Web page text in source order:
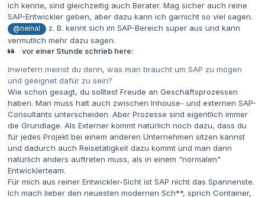
ich kenne, sind gleichzeitig auch Berater. Mag sicher auch reine
SAP-Entwickler geben, aber dazu kann ich garnicht so viel sagen.
@neinal
z. B. kennt sich im SAP-Bereich super aus und kann
vermutlich mehr dazu sagen.
vor einer Stunde schrieb here:
Inwiefern meinst du denn, was man braucht um SAP zu mögen
und geeignet dafür zu sein?
Wie schon gesagt, du solltest Freude an Geschäftsprozessen
haben. Man muss halt auch zwischen Inhouse- und externen SAP-
Consultants unterscheiden. Aber Prozesse sind eigentlich immer
die Grundlage. Als Externer kommt natürlich noch dazu, dass du
für jedes Projekt bei einem anderen Unternehmen sitzen kannst
und dadurch auch Reisetätigkeit dazu kommt und man dann
natürlich anders auftreten muss, als in einem "normalen"
Entwicklerteam.
Für mich aus reiner Entwickler-Sicht ist SAP nicht das Spannenste.
Ich mach lieber den neuesten modernen Sch**, sprich Container,